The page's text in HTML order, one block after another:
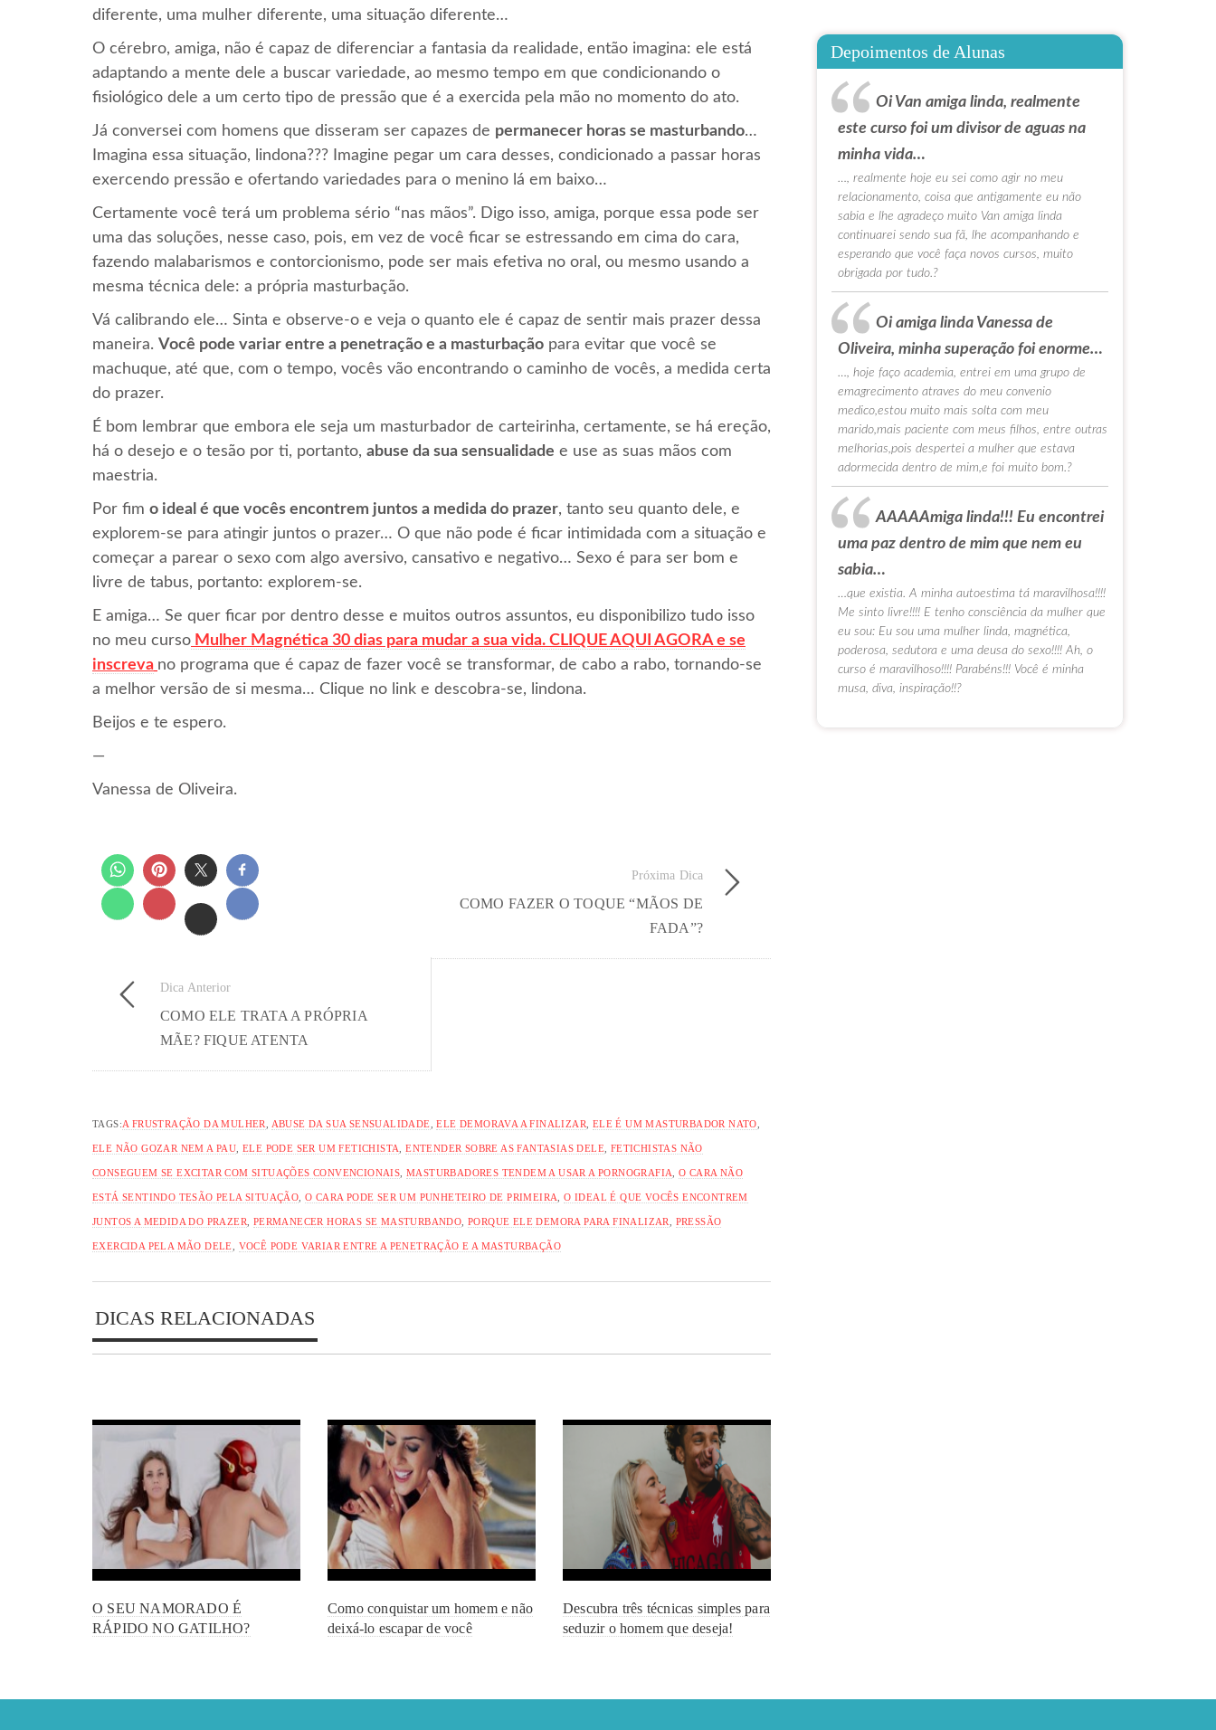
diferente, uma mulher diferente, uma situação diferente…
O cérebro, amiga, não é capaz de diferenciar a fantasia da realidade, então imagina: ele está
adaptando a mente dele a buscar variedade, ao mesmo tempo em que condicionando o
fisiológico dele a um certo tipo de pressão que é a exercida pela mão no momento do ato.
Já conversei com homens que disseram ser capazes de permanecer horas se masturbando…
Imagina essa situação, lindona??? Imagine pegar um cara desses, condicionado a passar horas
exercendo pressão e ofertando variedades para o menino lá em baixo…
Certamente você terá um problema sério “nas mãos”. Digo isso, amiga, porque essa pode ser
uma das soluções, nesse caso, pois, em vez de você ficar se estressando em cima do cara,
fazendo malabarismos e contorcionismo, pode ser mais efetiva no oral, ou mesmo usando a
mesma técnica dele: a própria masturbação.
Vá calibrando ele… Sinta e observe-o e veja o quanto ele é capaz de sentir mais prazer dessa
maneira. Você pode variar entre a penetração e a masturbação para evitar que você se
machuque, até que, com o tempo, vocês vão encontrando o caminho de vocês, a medida certa
do prazer.
É bom lembrar que embora ele seja um masturbador de carteirinha, certamente, se há ereção,
há o desejo e o tesão por ti, portanto, abuse da sua sensualidade e use as suas mãos com
maestria.
Por fim o ideal é que vocês encontrem juntos a medida do prazer, tanto seu quanto dele, e
explorem-se para atingir juntos o prazer… O que não pode é ficar intimidada com a situação e
começar a parear o sexo com algo aversivo, cansativo e negativo… Sexo é para ser bom e
livre de tabus, portanto: explorem-se.
E amiga… Se quer ficar por dentro desse e muitos outros assuntos, eu disponibilizo tudo isso
no meu curso Mulher Magnética 30 dias para mudar a sua vida. CLIQUE AQUI AGORA e se
inscreva no programa que é capaz de fazer você se transformar, de cabo a rabo, tornando-se
a melhor versão de si mesma… Clique no link e descobra-se, lindona.
Beijos e te espero.
—
Vanessa de Oliveira.
Próxima Dica
COMO FAZER O TOQUE “MÃOS DE
FADA”?
Dica Anterior
COMO ELE TRATA A PRÓPRIA
MÃE? FIQUE ATENTA
TAGS:A FRUSTRAÇÃO DA MULHER ABUSE DA SUA SENSUALIDADE ,ELE DEMORAVA A FINALIZAR ELE É UM MASTURBADOR NATO
ELE NÃO GOZAR NEM A PAU ,ELE PODE SER UM FETICHISTA ,ENTENDER SOBRE AS FANTASIAS DELE FETICHISTAS NÃO
CONSEGUEM SE EXCITAR COM SITUAÇÕES CONVENCIONAIS ,MASTURBADORES TENDEM A USAR A PORNOGRAFIA ,O CARA NÃO
ESTÁ SENTINDO TESÃO PELA SITUAÇÃO ,O CARA PODE SER UM PUNHETEIRO DE PRIMEIRA ,O IDEAL É QUE VOCÊS ENCONTREM
JUNTOS A MEDIDA DO PRAZER PERMANECER HORAS SE MASTURBANDO ,PORQUE ELE DEMORA PARA FINALIZAR PRESSÃO
EXERCIDA PELA MÃO DELE VOCÊ PODE VARIAR ENTRE A PENETRAÇÃO E A MASTURBAÇÃO
DICAS RELACIONADAS
O SEU NAMORADO É
RÁPIDO NO GATILHO?
Como conquistar um homem e não
deixá-lo escapar de você
Descubra três técnicas simples para
seduzir o homem que deseja!
Depoimentos de Alunas
Oi Van amiga linda, realmente
este curso foi um divisor de aguas na
minha vida…
…, realmente hoje eu sei como agir no meu
relacionamento, coisa que antigamente eu não
sabia e lhe agradeço muito Van amiga linda
continuarei sendo sua fã, lhe acompanhando e
esperando que você faça novos cursos, muito
obrigada por tudo.?
Oi amiga linda Vanessa de
Oliveira, minha superação foi enorme…
…, hoje faço academia, entrei em uma grupo de
emagrecimento atraves do meu convenio
medico,estou muito mais solta com meu
marido,mais paciente com meus filhos, entre outras
melhorias,pois despertei a mulher que estava
adormecida dentro de mim,e foi muito bom.?
AAAAAmiga linda!!! Eu encontrei
uma paz dentro de mim que nem eu
sabia…
…que existia. A minha autoestima tá maravilhosa!!!!
Me sinto livre!!!! E tenho consciência da mulher que
eu sou: Eu sou uma mulher linda, magnética,
poderosa, sedutora e uma deusa do sexo!!!! Ah, o
curso é maravilhoso!!!! Parabéns!!! Você é minha
musa, diva, inspiração!!?